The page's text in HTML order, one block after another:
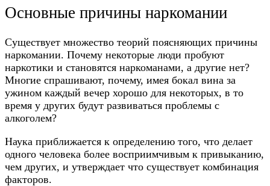
Основные причины наркомании
Существует множество теорий поясняющих причины
наркомании. Почему некоторые люди пробуют
наркотики и становятся наркоманами, а другие нет?
Многие спрашивают, почему, имея бокал вина за
ужином каждый вечер хорошо для некоторых, в то
время у других будут развиваться проблемы с
алкоголем?
Наука приближается к определению того, что делает
одного человека более восприимчивым к привыканию,
чем других, и утверждает что существует комбинация
факторов.